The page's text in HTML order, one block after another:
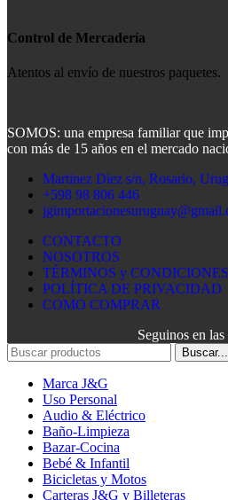
Control de Mercadería
Atentos al envío de nuestros paquetes.
SOMOS: una empresa familiar que
con más de 15 años en el mercado
Martinez Diez s/n, Rosario,
+598 98 806 446
CONTACTO
NOSOTROS
TÉRMINOS y CONDICIONES
POLÍTICA DE PRIVACIDAD
COMO COMPRAR
Seguinos en las
Buscar...
Marca J&G
Uso Personal
Audio & Eléctrico
Baño-Limpieza
Bazar-Cocina
Bebé & Infantil
Bicicletas y Motos
Carteras J&G y Billeteras